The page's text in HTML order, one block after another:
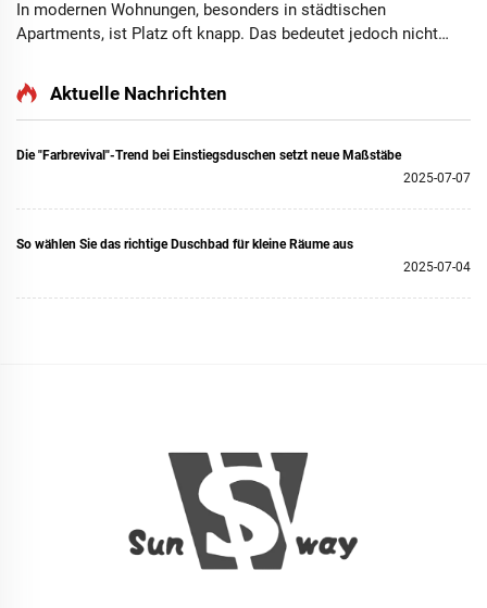
In modernen Wohnungen, besonders in städtischen
Apartments, ist Platz oft knapp. Das bedeutet jedoch nicht,
verzichten muss. Die Auswahl des richtigen Duschraums
für kleine Flächen erfordert sorgfältige Überlegungen zu
Aktuelle Nachrichten
Die "Farbrevival"-Trend bei Einstiegsduschen setzt neue Maßstäbe
2025-07-07
So wählen Sie das richtige Duschbad für kleine Räume aus
2025-07-04